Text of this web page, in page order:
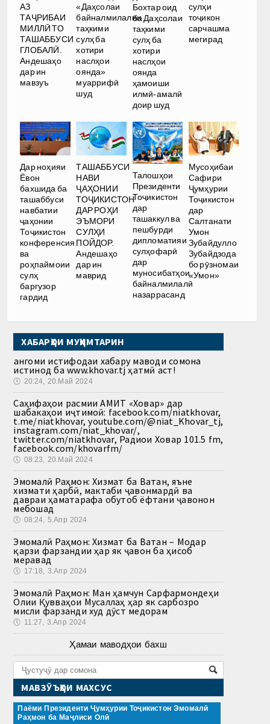
АЗ
ТАҶРИБАИ
МИЛЛӢ ТО
ТАШАББУСИ
ГЛОБАЛӢ.
Андешаҳо
дар ин
мавзуъ
«Даҳсолаи
байналмилалии
таҳкими
сулҳ ба
хотири
наслҳои
оянда»
муаррифӣ
шуд
Бохтар оид
ба Даҳсолаи
таҳкими
сулҳ ба
хотири
наслҳои
оянда
ҳамоиши
илмӣ-амалӣ
доир шуд
сулҳи
тоҷикон
сарчашма
мегирад
Дар ноҳияи
Ёвон
бахшида ба
ташаббуси
навбатии
ҷаҳонии
Тоҷикистон
конференсия
ва
роҳпаймоии
сулҳ
баргузор
гардид
ТАШАББУСИ
НАВИ
ҶАҲОНИИ
ТОҶИКИСТОН
ДАР РОҲИ
ЭЪМОРИ
СУЛҲИ
ПОЙДОР.
Андешаҳо
дар ин
маврид
Талошҳои
Президенти
Тоҷикистон
дар
ташаккул ва
пешбурди
дипломатияи
сулҳофарӣ
дар
муносибатҳои
байналмилалӣ
назаррасанд
Мусоҳибаи
Сафири
Ҷумҳурии
Тоҷикистон
дар
Салтанати
Умон
Зубайдулло
Зубайдзода
бо рӯзномаи
«Умон»
ХАБАРҲОИ МУҲИМТАРИН
Ҳангоми истифодаи хабару маводи сомона
истинод ба www.khovar.tj ҳатмӣ аст!
🕔 20:24, 20.Май 2024
Саҳифаҳои расмии АМИТ «Ховар» дар
шабакаҳои иҷтимоӣ: facebook.com/niatkhovar,
t.me/niatkhovar, youtube.com/@niat_Khovar_tj,
instagram.com/niat_khovar/,
twitter.com/niatkhovar, Радиои Ховар 101.5 fm,
facebook.com/khovarfm/
🕔 08:23, 20.Май 2024
Эмомалӣ Раҳмон: Хизмат ба Ватан, яъне
хизмати ҳарбӣ, мактаби ҷавонмардӣ ва
давраи ҳаматарафа обутоб ёфтани ҷавонон
мебошад
🕔 08:24, 5.Апр 2024
Эмомалӣ Раҳмон: Хизмат ба Ватан – Модар
қарзи фарзандии ҳар як ҷавон ба ҳисоб
меравад
🕔 17:18, 3.Апр 2024
Эмомалӣ Раҳмон: Ман ҳамчун Сарфармондеҳи
Олии Қувваҳои Мусаллаҳ ҳар як сарбозро
мисли фарзанди худ дӯст медорам
🕔 11:27, 3.Апр 2024
Ҳамаи маводҳои бахш
МАВЗӮЪҲОИ МАХСУС
Паёми Президенти Ҷумҳурии Тоҷикистон Эмомалӣ
Раҳмон ба Маҷлиси Олӣ